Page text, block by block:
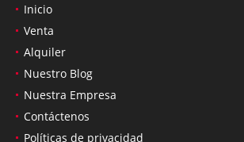
Inicio
Venta
Alquiler
Nuestro Blog
Nuestra Empresa
Contáctenos
Políticas de privacidad